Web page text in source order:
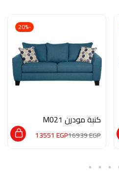
-20%
كنبة مودرن M021
16939EGP
13551 EGP